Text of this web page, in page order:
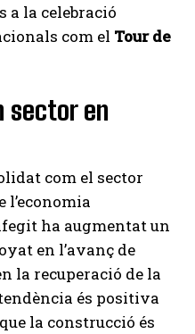
la celebració
com el Tour de
sector en
com el sector
l’economia
ha augmentat un
en l’avanç de
la recuperació de la
és positiva
la construcció és